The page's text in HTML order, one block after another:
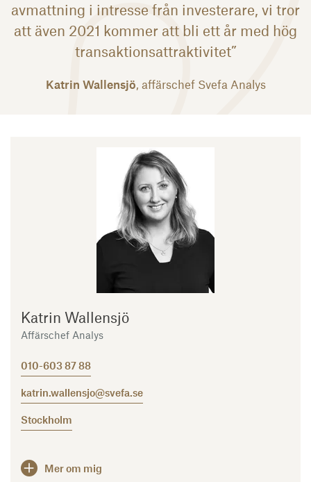
avmattning i intresse från investerare, vi tror
att även 2021 kommer att bli ett år med hög
transaktionsattraktivitet”
Katrin Wallensjö, affärschef Svefa Analys
Katrin Wallensjö
Affärschef Analys
010-603 87 88
katrin.wallensjo@svefa.se
Stockholm
Mer om mig